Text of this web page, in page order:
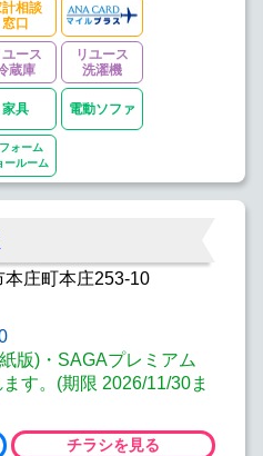
計相談
窓口
ユース
蔵庫
リユース
洗濯機
家具 電動ソファ
ォーム
ールーム
庄町本庄253-10
版)・SAGAプレミアム
す。(期限 2026/11/30ま
チラシを見る